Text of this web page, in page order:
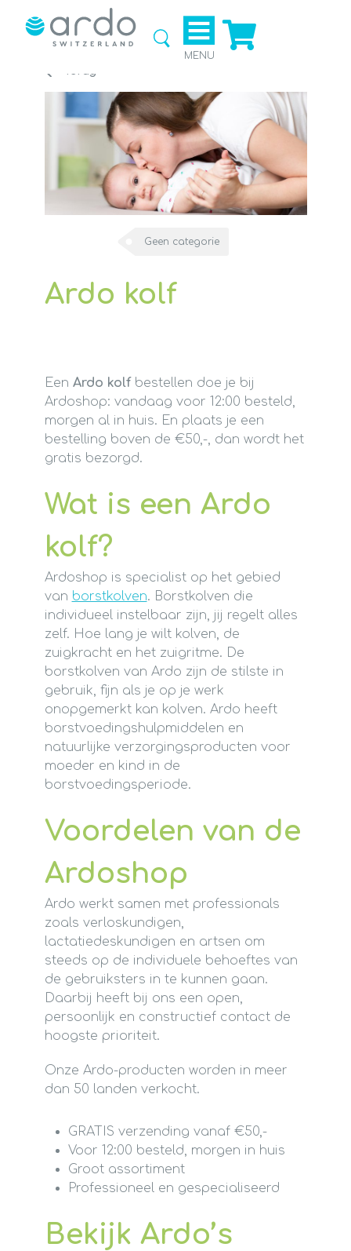
MENU
Terug
Geen categorie
Ardo kolf
Een Ardo kolfbestellen doe je bij
Ardoshop: vandaag voor 12:00 besteld,
morgen al in huis. En plaats je een
bestelling boven de €50,-, dan wordt het
gratis bezorgd.
Wat is een Ardo
kolf?
Ardoshop is specialist op het gebied
van borstkolven. Borstkolven die
individueel instelbaar zijn, jij regelt alles
zelf. Hoe lang je wilt kolven, de
zuigkracht en het zuigritme. De
borstkolven van Ardo zijn de stilste in
gebruik, fijn als je op je werk
onopgemerkt kan kolven. Ardo heeft
borstvoedingshulpmiddelen en
natuurlijke verzorgingsproducten voor
moeder en kind in de
borstvoedingsperiode.
Voordelen van de
Ardoshop
Ardo werkt samen met professionals
zoals verloskundigen,
lactatiedeskundigen en artsen om
steeds op de individuele behoeftes van
de gebruiksters in te kunnen gaan.
Daarbij heeft bij ons een open,
persoonlijk en constructief contact de
hoogste prioriteit.
Onze Ardo-producten worden in meer
dan 50 landen verkocht.
GRATIS verzending vanaf €50,-
Voor 12:00 besteld, morgen in huis
Groot assortiment
Professioneel en gespecialiseerd
Bekijk Ardo’s